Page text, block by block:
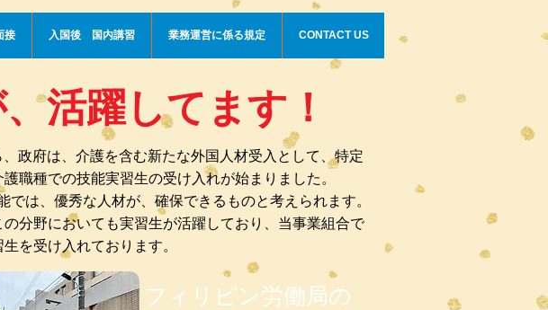
接 入国後 国内講習 業務運営に係る規定 CONTACT US
活躍してます！
政府は、介護を含む新たな外国人材受入として、特定
職種での技能実習生の受け入れが始まりました。
では、優秀な人材が、確保できる ものと考えられます。
分野においても実習生が活躍しており、 当事業組合で
を受け入れております。
フィリピン労働局の